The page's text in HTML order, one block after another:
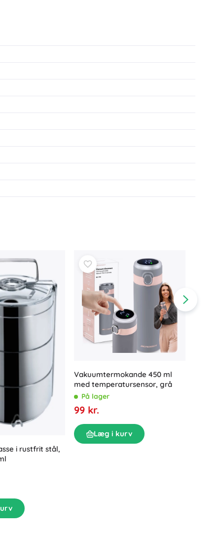
i rustfrit stål,
Vakuumtermokande 450 ml
med temperatursensor, grå
På lager
99 kr.
Læg i kurv